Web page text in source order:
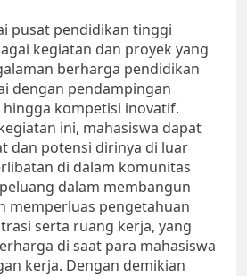
pusat pendidikan tinggi
kegiatan dan proyek yang
berharga pendidikan
dengan pendampingan
kompetisi inovatif.
ini, mahasiswa dapat
dan potensi dirinya di luar
di dalam komunitas
dalam membangun
memperluas pengetahuan
serta ruang kerja, yang
di saat para mahasiswa
kerja. Dengan demikian